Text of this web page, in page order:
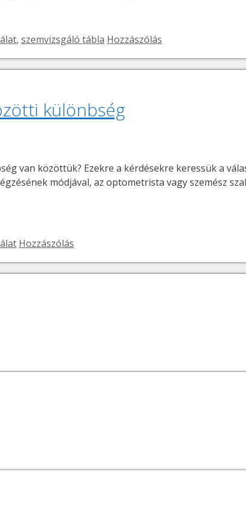
, szemvizsgáló tábla Hozzászólás
különbség
van közöttük? Ezekre a kérdésekre keressük a
módjával, az optometrista vagy szemész
Hozzászólás